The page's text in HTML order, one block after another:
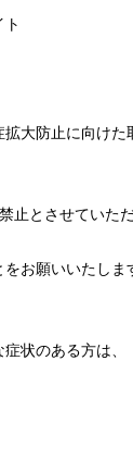
大防止に向けた
止とさせていただ
お願いいたしま
状のある方は、